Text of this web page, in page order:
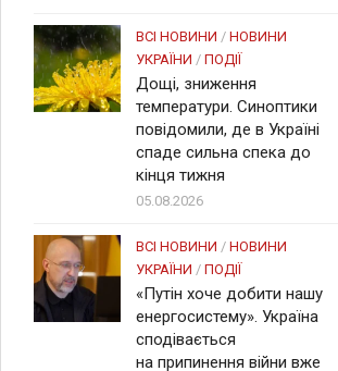
ВСІ НОВИНИ / НОВИНИ
УКРАЇНИ / ПОДІЇ
Дощі, зниження
температури. Синоптики
повідомили, де в Україні
спаде сильна спека до
кінця тижня
05.08.2026
ВСІ НОВИНИ / НОВИНИ
УКРАЇНИ / ПОДІЇ
«Путін хоче добити нашу
енергосистему». Україна
сподівається
на припинення війни вже